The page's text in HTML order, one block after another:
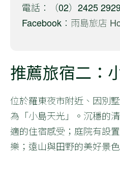
電話：（02）2425
Facebook： 雨島旅店
推薦旅宿二：
位於羅東夜市附近、因別
為「小島天光」。沉穩的
適的住宿感受；庭院有設
樂；遠山與田野的美好景